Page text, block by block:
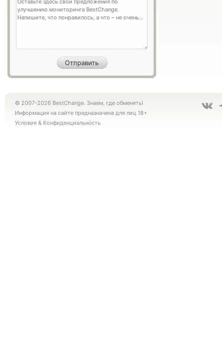
© 2007-2026 BestChange. Знаем, где обменять!
Информация на сайте предназначена для лиц 18+
Условия & Конфиденциальность